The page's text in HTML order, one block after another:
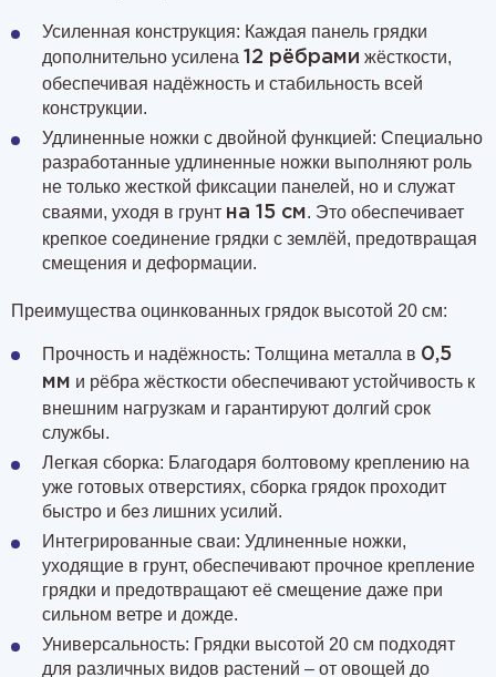
Усиленная конструкция: Каждая панель грядки
дополнительно усилена 12 рёбрами жёсткости,
обеспечивая надёжность и стабильность всей
конструкции.
Удлиненные ножки с двойной функцией: Специально
разработанные удлиненные ножки выполняют роль
не только жесткой фиксации панелей, но и служат
сваями, уходя в грунт на 15 см. Это обеспечивает
крепкое соединение грядки с землёй, предотвращая
смещения и деформации.
Преимущества оцинкованных грядок высотой 20 см:
Прочность и надёжность: Толщина металла в 0,5
мм и рёбра жёсткости обеспечивают устойчивость к
внешним нагрузкам и гарантируют долгий срок
службы.
Легкая сборка: Благодаря болтовому креплению на
уже готовых отверстиях, сборка грядок проходит
быстро и без лишних усилий.
Интегрированные сваи: Удлиненные ножки,
уходящие в грунт, обеспечивают прочное крепление
грядки и предотвращают её смещение даже при
сильном ветре и дожде.
Универсальность: Грядки высотой 20 см подходят
для различных видов растений – от овощей до